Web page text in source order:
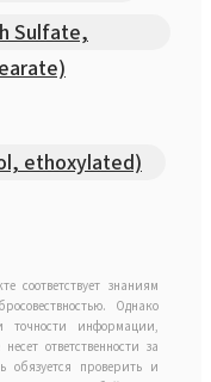
Sulfate,
ethoxylated)
соответствует знаниям
Однако
точности информации,
ответственности за
обязуется проверить и